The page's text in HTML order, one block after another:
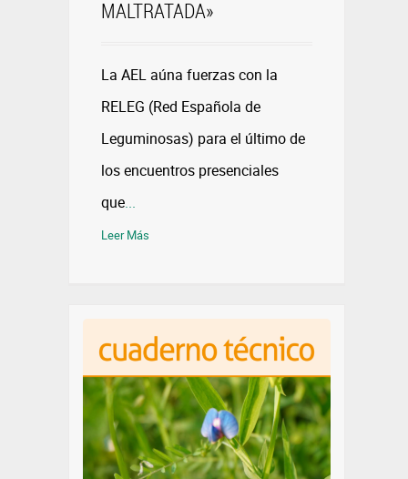
MALTRATADA»
La AEL aúna fuerzas con la
RELEG (Red Española de
Leguminosas) para el último de
los encuentros presenciales
que...
Leer Más